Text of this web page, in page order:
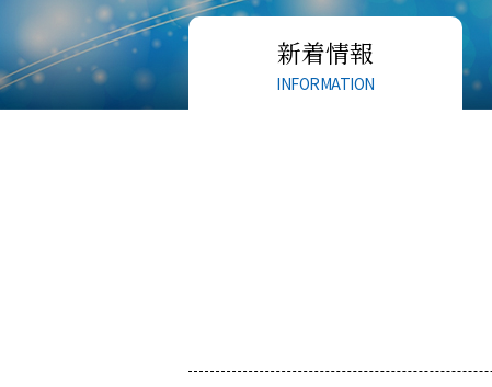
新着情報
INFORMATION